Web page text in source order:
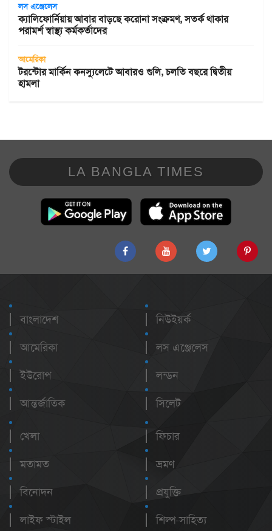
লস এঞ্জেলেস
ক্যালিফোর্নিয়ায় আবার বাড়ছে করোনা সংক্রমণ, সতর্ক থাকার
পরামর্শ স্বাস্থ্য কর্মকর্তাদের
আমেরিকা
টরন্টোর মার্কিন কনস্যুলেটে আবারও গুলি, চলতি বছরে দ্বিতীয়
হামলা
LA BANGLA TIMES
বাংলাদেশ
আমেরিকা
ইউরোপ
আন্তর্জাতিক
নিউইয়র্ক
লস এঞ্জেলেস
লন্ডন
সিলেট
খেলা
মতামত
বিনোদন
লাইফ স্টাইল
ফিচার
ভ্রমণ
প্রযুক্তি
শিল্প-সাহিত্য